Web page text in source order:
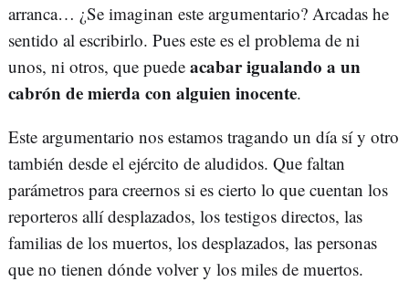
arranca… ¿Se imaginan este argumentario? Arcadas he
sentido al escribirlo. Pues este es el problema de ni
unos, ni otros, que puede acabar igualando a un
cabrón de mierda con alguien inocente.
Este argumentario nos estamos tragando un día sí y otro
también desde el ejército de aludidos. Que faltan
parámetros para creernos si es cierto lo que cuentan los
reporteros allí desplazados, los testigos directos, las
familias de los muertos, los desplazados, las personas
que no tienen dónde volver y los miles de muertos.